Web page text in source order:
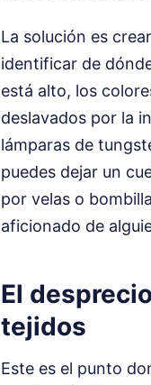
La solución es
identificar de
está alto, los
deslavados por la
lámparas de
puedes dejar un
por velas o
aficionado de
El
tejidos
Este es el punto